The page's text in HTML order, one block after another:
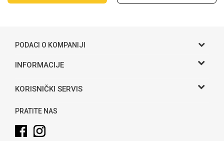
PODACI O KOMPANIJI
Gama S doo
Adresa
Telefon:
Email:
INFORMACIJE
O nama
KORISNIČKI SERVIS
Uslovi korišćenja i prodaje
Kako kupiti
PRATITE NAS